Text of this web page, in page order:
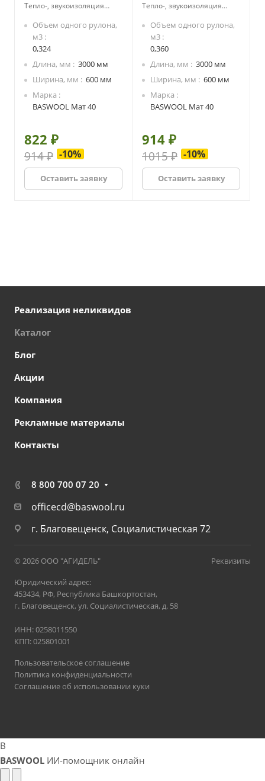
Тепло-, звукоизоляция
строительных конструкций
жилых домов, бань, саун:
• полы по лагам (в т.ч. над
подвалами или над
• междуэтажные и
чердачные перекрытия;
• скатная кровля;
• перегородки,
предназначенные для
изоляции помещений с
разными температурными
режимами.
Объем одного рулона,
м3
0,324
Длина, мм
3000 мм
Ширина, мм
600 мм
Марка
BASWOOL Мат 40
822 ₽
914 ₽ -10%
Оставить заявку
Тепло-, звукоизоляция
строительных конструкций
жилых домов, бань, саун:
• полы по лагам (в т.ч. над
подвалами или над
• междуэтажные и
чердачные перекрытия;
• скатная кровля;
• перегородки,
предназначенные для
изоляции помещений с
разными температурными
режимами.
Объем одного рулона,
м3
0,360
Длина, мм
3000 мм
Ширина, мм
600 мм
Марка
BASWOOL Мат 40
914 ₽
1015 ₽ -10%
Оставить заявку
Реализация неликвидов
Каталог
Блог
Акции
Компания
Рекламные материалы
Контакты
8 800 700 07 20
officecd@baswool.ru
г. Благовещенск, Социалистическая 72
© 2026 ООО "АГИДЕЛЬ"
Реквизиты
Юридический адрес:
453434, РФ, Республика Башкортостан,
г. Благовещенск, ул. Социалистическая, д. 58
ИНН: 0258011550
КПП: 025801001
Пользовательское соглашение
Политика конфиденциальности
Соглашение об использовании куки
B
BASWOOL ИИ-помощник онлайн